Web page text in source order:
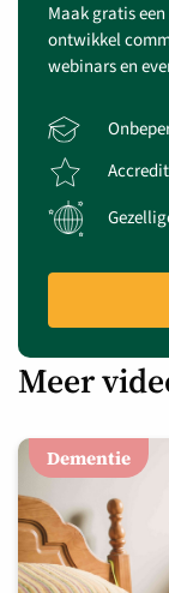
Maak gratis
ontwikkel
webinars en
Meer
Dementie